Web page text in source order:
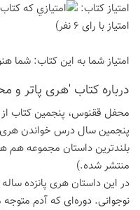
امتیاز كتاب:
امتیاز با رای 6 نفر)
امتیاز شما به این كتاب: شما
درباره كتاب 'هری پاتر
محفل ققنوس، پنجمین کتاب
پنجمین سال درس خواندن هری
بلندترین داستان مجموعه
منتشر شده.)
در این داستان هری پانزده
نوجوانی. دوره‌ای که آدم